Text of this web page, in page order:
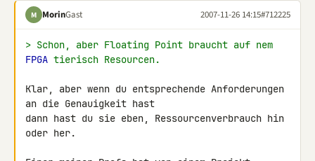
M MorinGast 2007-11-26 14:15#712225
FPGA tierisch Resourcen.
Klar, aber wenn du entsprechende Anforderungen
an die Genauigkeit hast
dann hast du sie eben, Ressourcenverbrauch hin
oder her.